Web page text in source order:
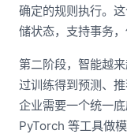
确定的规则执行。
储状态，支持事务，
第二阶段，智能越
过训练得到预测、
企业需要一个统一
PyTorch 等工具做